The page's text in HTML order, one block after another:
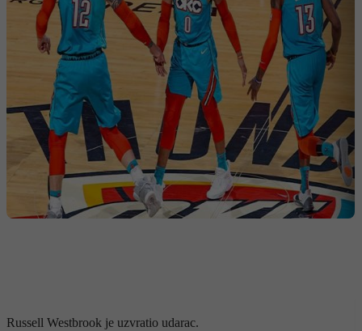
Russell Westbrook je uzvratio udarac.